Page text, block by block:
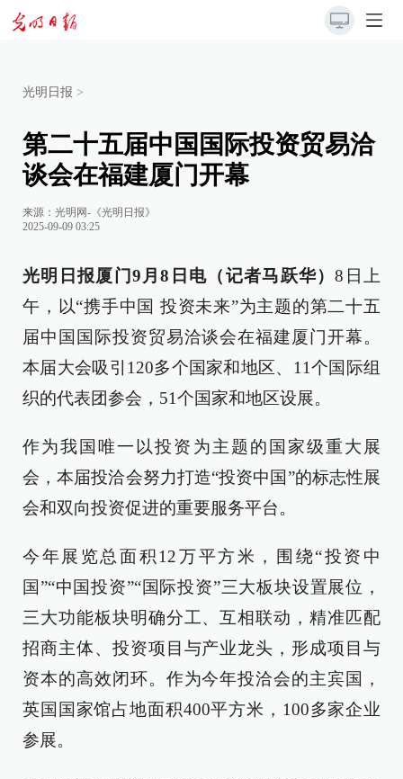
光明日报 >
第二十五届中国国际投资贸易洽
谈会在福建厦门开幕
来源： 光明网-《光明日报》
2025-09-09 03:25
光明日报厦门9月8日电（记者马跃华）8日上
午，以“携手中国 投资未来”为主题的第二十五
届中国国际投资贸易洽谈会在福建厦门开幕。
本届大会吸引120多个国家和地区、11个国际组
织的代表团参会，51个国家和地区设展。
作为我国唯一以投资为主题的国家级重大展
会，本届投洽会努力打造“投资中国”的标志性展
会和双向投资促进的重要服务平台。
今年展览总面积12万平方米，围绕“投资中
国”“中国投资”“国际投资”三大板块设置展位，
三大功能板块明确分工、互相联动，精准匹配
招商主体、投资项目与产业龙头，形成项目与
资本的高效闭环。作为今年投洽会的主宾国，
英国国家馆占地面积400平方米，100多家企业
参展。